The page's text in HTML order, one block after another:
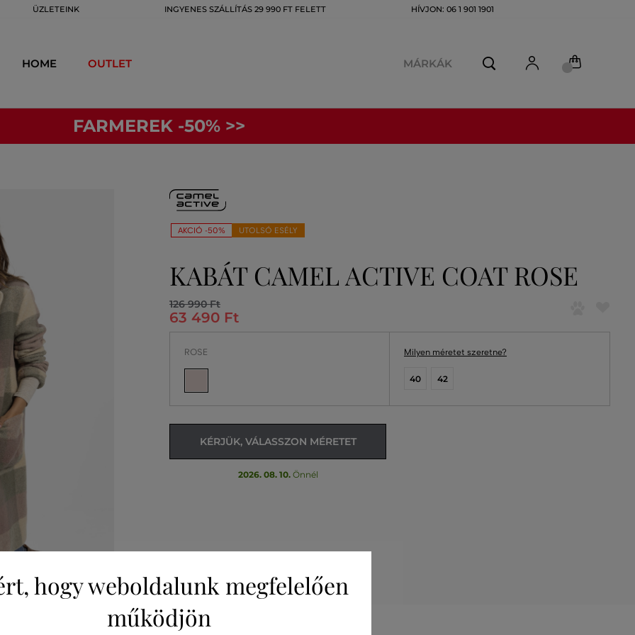
ÜZLETEINK INGYENES SZÁLLÍTÁS 29 990 FT FELETT HÍVJON: 06 1 901 1901
HOME OUTLET MÁRKÁK
FARMEREK -50% >>
AKCIÓ -50% UTOLSÓ ESÉLY
KABÁT CAMEL ACTIVE COAT ROSE
126 990 Ft
63 490 Ft
ROSE Milyen méretet szeretne?
40 42
KÉRJÜK, VÁLASSZON MÉRETET
2026. 08. 10.Önnél
hogy weboldalunk megfelelően
működjön